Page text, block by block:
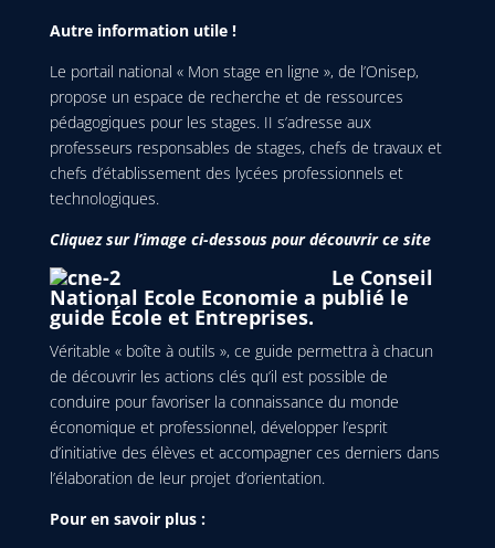
Autre information utile !
Le portail national « Mon stage en ligne », de l’Onisep,
propose un espace de recherche et de ressources
pédagogiques pour les stages. II s’adresse aux
professeurs responsables de stages, chefs de travaux et
chefs d’établissement des lycées professionnels et
technologiques.
Cliquez sur l’image ci-dessous pour découvrir ce site
Le Conseil
National Ecole Economie a publié le
guide École et Entreprises.
Véritable « boîte à outils », ce guide permettra à chacun
de découvrir les actions clés qu’il est possible de
conduire pour favoriser la connaissance du monde
économique et professionnel, développer l’esprit
d’initiative des élèves et accompagner ces derniers dans
l’élaboration de leur projet d’orientation.
Pour en savoir plus :